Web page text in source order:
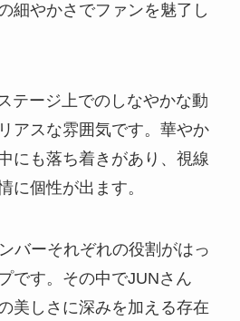
細やかさでファンを魅了し
テージ上でのしなやかな動
アスな雰囲気です。華やか
にも落ち着きがあり、視線
に個性が出ます。
バーそれぞれの役割がはっ
です。その中でJUNさん
美しさに深みを加える存在